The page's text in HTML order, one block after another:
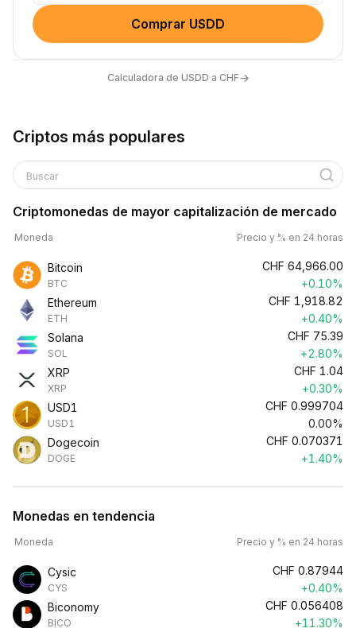
Comprar USDD
Calculadora de USDD a CHF→
Criptos más populares
Buscar
Criptomonedas de mayor capitalización de mercado
Moneda Precio y % en 24 horas
Bitcoin
BTC
CHF 64,966.00
+0.10%
Ethereum
ETH
CHF 1,918.82
+0.40%
Solana
SOL
CHF 75.39
+2.80%
XRP
XRP
CHF 1.04
+0.30%
USD1
USD1
CHF 0.999704
0.00%
Dogecoin
DOGE
CHF 0.070371
+1.40%
Monedas en tendencia
Moneda Precio y % en 24 horas
Cysic
CYS
CHF 0.87944
+0.40%
Biconomy
BICO
CHF 0.056408
+11.30%